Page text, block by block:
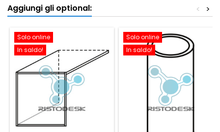
Aggiungi gli optional: >
<
Solo online
In saldo!
Solo online
In saldo!